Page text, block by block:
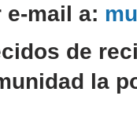
e-mail a:
de
la